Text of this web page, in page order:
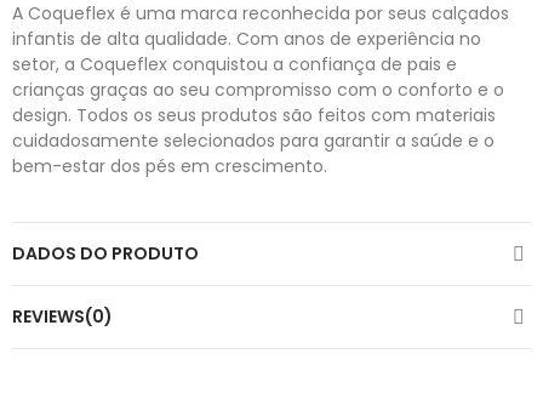
A Coqueflex é uma marca reconhecida por seus calçados
infantis de alta qualidade. Com anos de experiência no
setor, a Coqueflex conquistou a confiança de pais e
crianças graças ao seu compromisso com o conforto e o
design. Todos os seus produtos são feitos com materiais
cuidadosamente selecionados para garantir a saúde e o
bem-estar dos pés em crescimento.
DADOS DO PRODUTO
REVIEWS(0)